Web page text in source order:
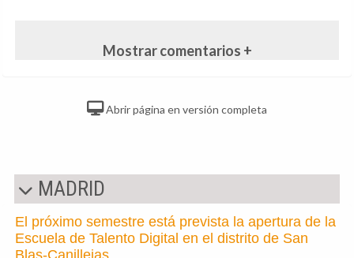
Mostrar comentarios +
Abrir página en versión completa
MADRID
El próximo semestre está prevista la apertura de la
Escuela de Talento Digital en el distrito de San